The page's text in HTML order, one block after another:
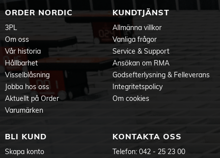
ORDER NORDIC
3PL
Om oss
Vår historia
Hållbarhet
Visselblåsning
Jobba hos oss
Aktuellt på Order
Varumärken
KUNDTJÄNST
Allmänna villkor
Vanliga frågor
Service & Support
Ansökan om RMA
Godsefterlysning & Felleverans
Integritetspolicy
Om cookies
BLI KUND
Skapa konto
KONTAKTA OSS
Telefon: 042 - 25 23 00